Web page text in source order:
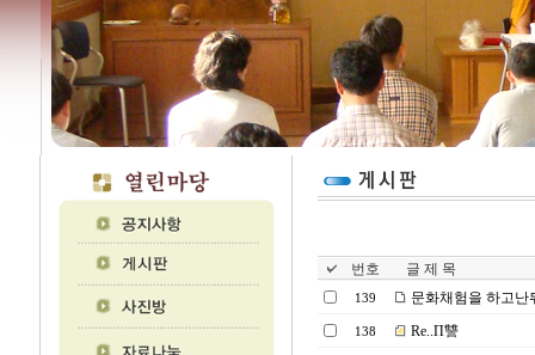
번호 글 제 목
139 문화채험을 하고난
138 Re..П讐